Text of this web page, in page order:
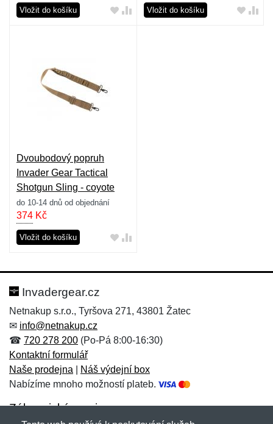
Vložit do košíku Vložit do košíku
Dvoubodový popruh
Invader Gear Tactical
Shotgun Sling - coyote
do 10-14 dnů od objednání
374 Kč
Vložit do košíku
Invadergear.cz
Netnakup s.r.o., Tyršova 271, 43801 Žatec
✉ info@netnakup.cz
☎ 720 278 200 (Po-Pá 8:00-16:30)
Kontaktní formulář
Naše prodejna
Náš výdejní box
Nabízíme mnoho možností plateb.
Zákaznický servis